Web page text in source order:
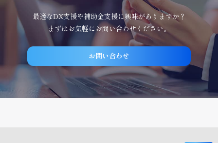
最適なDX支援や補助金支援に興味がありますか？
まずはお気軽にお問い合わせください。
お問い合わせ